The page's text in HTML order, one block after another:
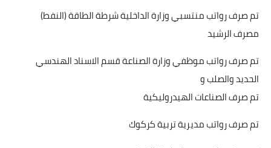
تم صرف رواتب منتسبي وزارة الداخلية شرطة الطاقة (النفط)
مصرف الرشيد
تم صرف رواتب موظفي وزارة الصناعة قسم الاسناد الهندسي
الحديد والصلب و
تم صرف الصناعات الهيدروليكية
تم صرف رواتب مديرية تربية كركوك